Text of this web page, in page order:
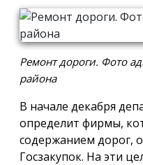
Ремонт дороги. Фото
района
В начале декабря
определит фирмы,
содержанием дорог,
Госзакупок. На эти